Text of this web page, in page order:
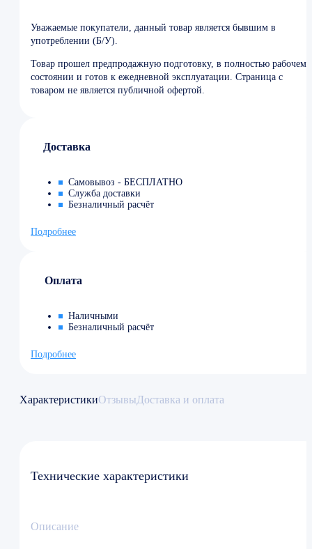
Уважаемые покупатели, данный товар является бывшим в
употреблении (Б/У).
Товар прошел предпродажную подготовку, в полностью рабочем
состоянии и готов к ежедневной эксплуатации. Страница с
товаром не является публичной офертой.
Доставка
Самовывоз - БЕСПЛАТНО
Служба доставки
Безналичный расчёт
Подробнее
Оплата
Наличными
Безналичный расчёт
Подробнее
ХарактеристикиОтзывыДоставка и оплата
Технические характеристики
Описание